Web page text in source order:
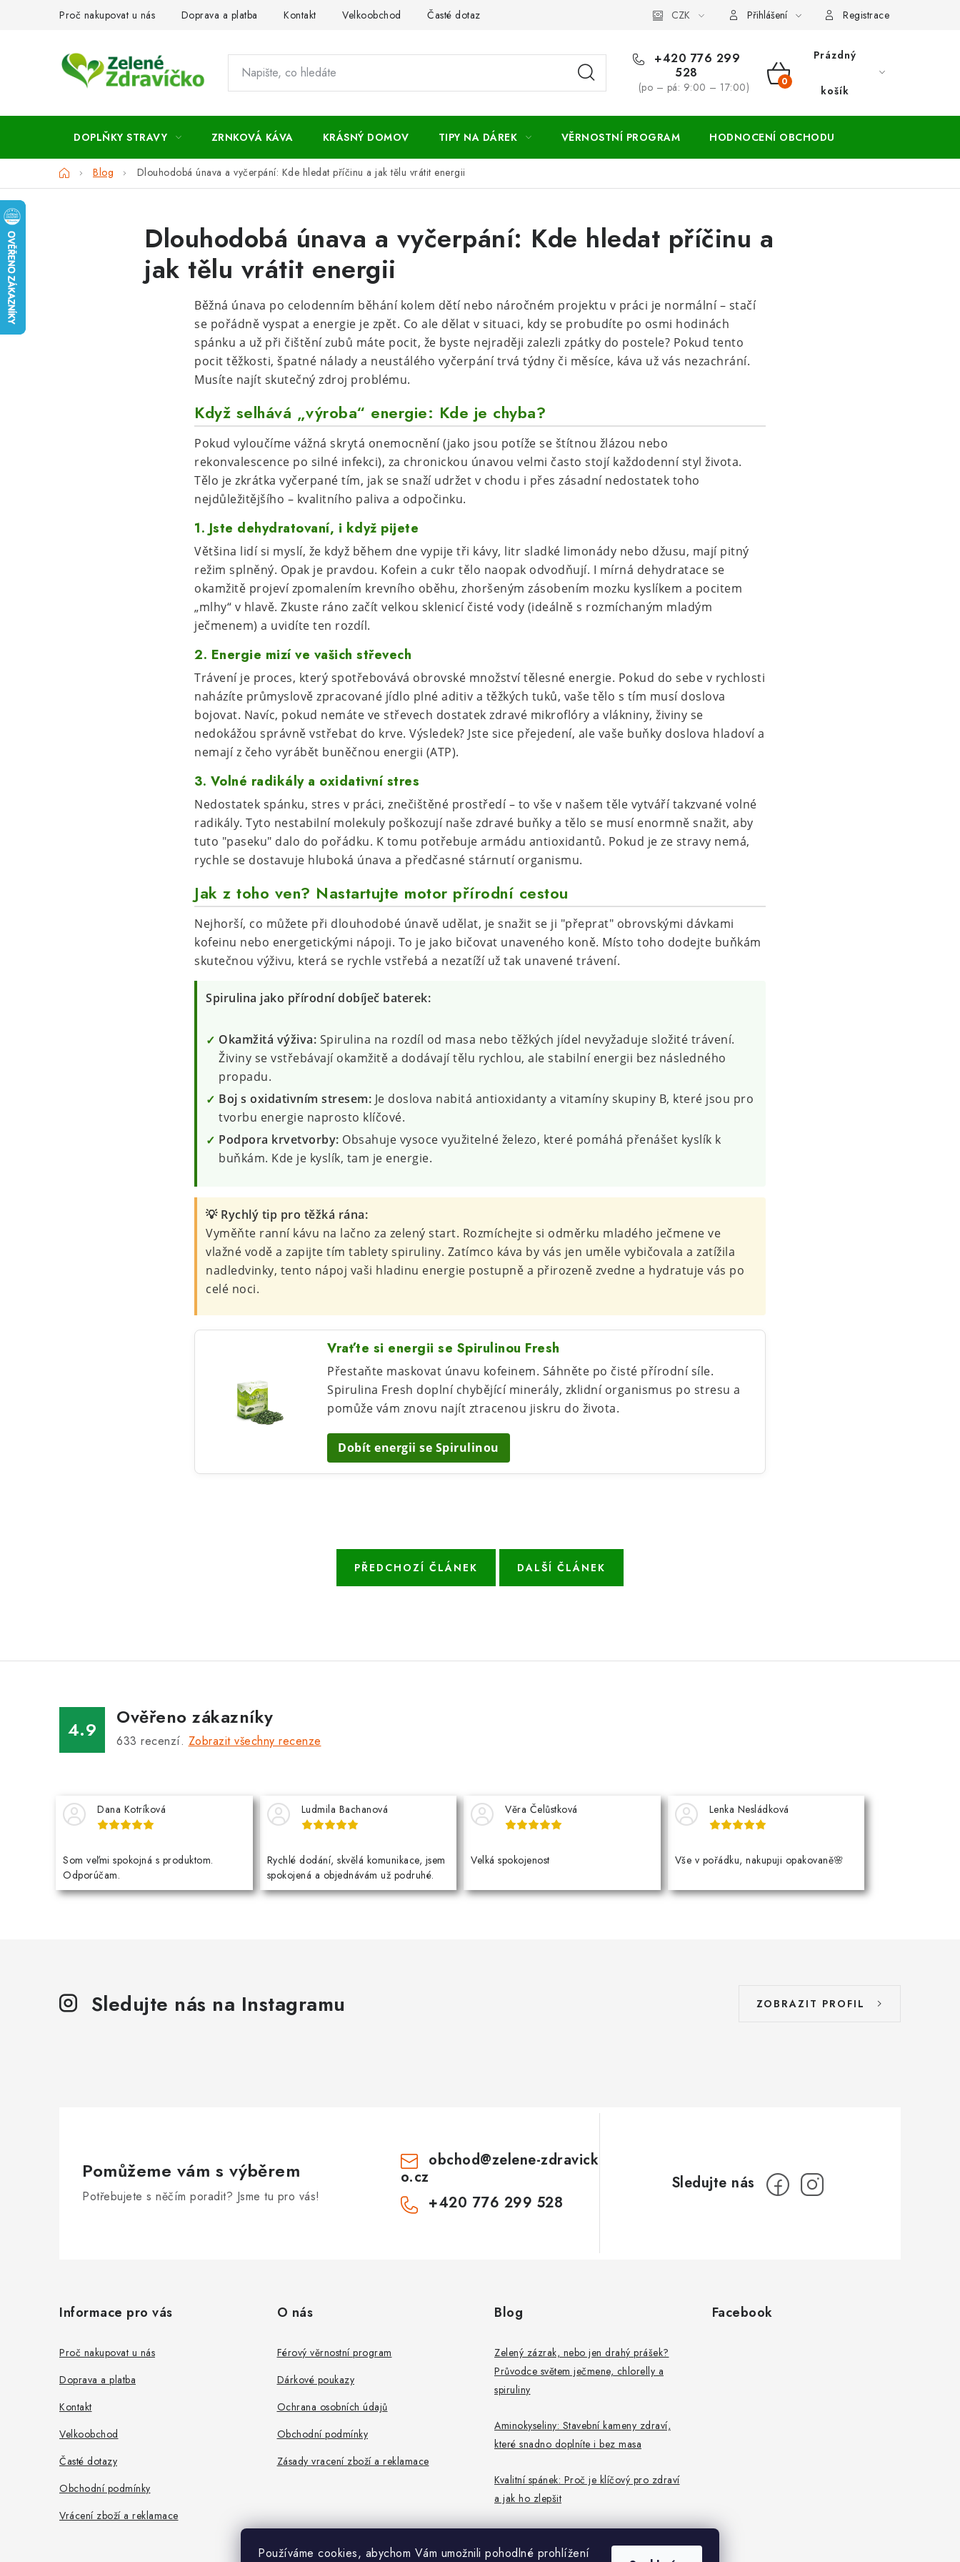
Používáme cookies, abychom Vám umožnili pohodlné prohlížení
Proč nakupovat u nás Doprava a platba Kontakt Velkoobchod Časté dotazy Vrácení zboží a reklamace
CZK Přihlášení Registrace
+420 776 299
528
(po – pá: 9:00 – 17:00)
NÁKUPNÍ
Prázdný
košík
DOPLŇKY STRAVY ZRNKOVÁ KÁVA KRÁSNÝ DOMOV TIPY NA DÁREK VĚRNOSTNÍ PROGRAM HODNOCENÍ OBCHODU
DomůBlog Dlouhodobá únava a vyčerpání: Kde hledat příčinu a jak tělu vrátit energii
Dlouhodobá únava a vyčerpání: Kde hledat příčinu a
jak tělu vrátit energii
Běžná únava po celodenním běhání kolem dětí nebo náročném projektu v práci je normální – stačí
se pořádně vyspat a energie je zpět. Co ale dělat v situaci, kdy se probudíte po osmi hodinách
spánku a už při čištění zubů máte pocit, že byste nejraději zalezli zpátky do postele? Pokud tento
pocit těžkosti, špatné nálady a neustálého vyčerpání trvá týdny či měsíce, káva už vás nezachrání.
Musíte najít skutečný zdroj problému.
Když selhává „výroba“ energie: Kde je chyba?
Pokud vyloučíme vážná skrytá onemocnění (jako jsou potíže se štítnou žlázou nebo
rekonvalescence po silné infekci), za chronickou únavou velmi často stojí každodenní styl života.
Tělo je zkrátka vyčerpané tím, jak se snaží udržet v chodu i přes zásadní nedostatek toho
nejdůležitějšího – kvalitního paliva a odpočinku.
1. Jste dehydratovaní, i když pijete
Většina lidí si myslí, že když během dne vypije tři kávy, litr sladké limonády nebo džusu, mají pitný
režim splněný. Opak je pravdou. Kofein a cukr tělo naopak odvodňují. I mírná dehydratace se
okamžitě projeví zpomalením krevního oběhu, zhoršeným zásobením mozku kyslíkem a pocitem
„mlhy“ v hlavě. Zkuste ráno začít velkou sklenicí čisté vody (ideálně s rozmíchaným mladým
ječmenem) a uvidíte ten rozdíl.
2. Energie mizí ve vašich střevech
Trávení je proces, který spotřebovává obrovské množství tělesné energie. Pokud do sebe v rychlosti
naházíte průmyslově zpracované jídlo plné aditiv a těžkých tuků, vaše tělo s tím musí doslova
bojovat. Navíc, pokud nemáte ve střevech dostatek zdravé mikroflóry a vlákniny, živiny se
nedokážou správně vstřebat do krve. Výsledek? Jste sice přejedení, ale vaše buňky doslova hladoví a
nemají z čeho vyrábět buněčnou energii (ATP).
3. Volné radikály a oxidativní stres
Nedostatek spánku, stres v práci, znečištěné prostředí – to vše v našem těle vytváří takzvané volné
radikály. Tyto nestabilní molekuly poškozují naše zdravé buňky a tělo se musí enormně snažit, aby
tuto "paseku" dalo do pořádku. K tomu potřebuje armádu antioxidantů. Pokud je ze stravy nemá,
rychle se dostavuje hluboká únava a předčasné stárnutí organismu.
Jak z toho ven? Nastartujte motor přírodní cestou
Nejhorší, co můžete při dlouhodobé únavě udělat, je snažit se ji "přeprat" obrovskými dávkami
kofeinu nebo energetickými nápoji. To je jako bičovat unaveného koně. Místo toho dodejte buňkám
skutečnou výživu, která se rychle vstřebá a nezatíží už tak unavené trávení.
Spirulina jako přírodní dobíječ baterek:
Okamžitá výživa: Spirulina na rozdíl od masa nebo těžkých jídel nevyžaduje složité trávení.
Živiny se vstřebávají okamžitě a dodávají tělu rychlou, ale stabilní energii bez následného
propadu.
Boj s oxidativním stresem: Je doslova nabitá antioxidanty a vitamíny skupiny B, které jsou pro
tvorbu energie naprosto klíčové.
Podpora krvetvorby: Obsahuje vysoce využitelné železo, které pomáhá přenášet kyslík k
buňkám. Kde je kyslík, tam je energie.
💡 Rychlý tip pro těžká rána:
Vyměňte ranní kávu na lačno za zelený start. Rozmíchejte si odměrku mladého ječmene ve
vlažné vodě a zapijte tím tablety spiruliny. Zatímco káva by vás jen uměle vybičovala a zatížila
nadledvinky, tento nápoj vaši hladinu energie postupně a přirozeně zvedne a hydratuje vás po
celé noci.
Vraťte si energii se Spirulinou Fresh
Přestaňte maskovat únavu kofeinem. Sáhněte po čisté přírodní síle.
Spirulina Fresh doplní chybějící minerály, zklidní organismus po stresu a
pomůže vám znovu najít ztracenou jiskru do života.
Dobít energii se Spirulinou
PŘEDCHOZÍ ČLÁNEK DALŠÍ ČLÁNEK
4.9
Ověřeno zákazníky
633 recenzí. Zobrazit všechny recenze
Dana Kotríková
Som veľmi spokojná s produktom.
Odporúčam.
Ludmila Bachanová
Rychlé dodání, skvělá komunikace, jsem
spokojená a objednávám už podruhé.
Věra Čelůstková
Velká spokojenost
Lenka Nesládková
Vše v pořádku, nakupuji opakovaně🌸
Sledujte nás na Instagramu ZOBRAZIT PROFIL
Pomůžeme vám s výběrem
Potřebujete s něčím poradit? Jsme tu pro vás!
obchod@zelene-zdravick
o.cz
+420 776 299 528
Informace pro vás
Proč nakupovat u nás
Doprava a platba
Kontakt
Velkoobchod
Časté dotazy
Obchodní podmínky
Vrácení zboží a reklamace
O nás
Férový věrnostní program
Dárkové poukazy
Ochrana osobních údajů
Obchodní podmínky
Zásady vracení zboží a reklamace
Blog
Zelený zázrak, nebo jen drahý prášek?
Průvodce světem ječmene, chlorelly a
spiruliny
Aminokyseliny: Stavební kameny zdraví,
které snadno doplníte i bez masa
Kvalitní spánek: Proč je klíčový pro zdraví
a jak ho zlepšit
Facebook